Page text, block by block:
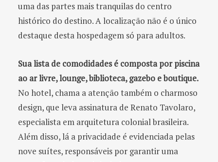
uma das partes mais tranquilas do centro
histórico do destino. A localização não é o único
destaque desta hospedagem só para adultos.
Sua lista de comodidades é composta por piscina
ao ar livre, lounge, biblioteca, gazebo e boutique.
No hotel, chama a atenção também o charmoso
design, que leva assinatura de Renato Tavolaro,
especialista em arquitetura colonial brasileira.
Além disso, lá a privacidade é evidenciada pelas
nove suítes, responsáveis por garantir uma